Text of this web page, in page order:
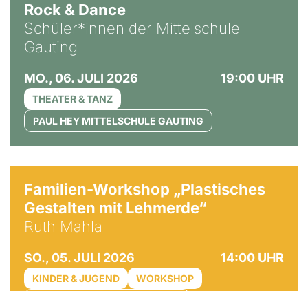
Rock & Dance
Schüler*innen der Mittelschule
Gauting
MO., 06. JULI 2026 19:00 UHR
THEATER & TANZ
PAUL HEY MITTELSCHULE GAUTING
Familien-Workshop „Plastisches
Gestalten mit Lehmerde“
Ruth Mahla
SO., 05. JULI 2026 14:00 UHR
KINDER & JUGEND WORKSHOP